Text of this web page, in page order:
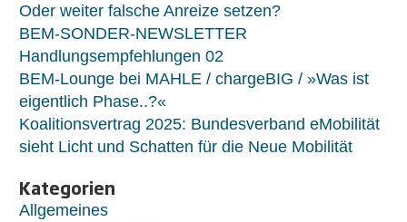
Oder weiter falsche Anreize setzen?
BEM-SONDER-NEWSLETTER
Handlungsempfehlungen 02
BEM-Lounge bei MAHLE / chargeBIG / »Was ist
eigentlich Phase..?«
Koalitionsvertrag 2025: Bundesverband eMobilität
sieht Licht und Schatten für die Neue Mobilität
Kategorien
Allgemeines